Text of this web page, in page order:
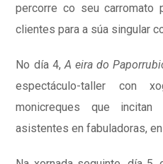
percorre co seu carromato
clientes para a súa singular
No día 4, A eira do
espectáculo-taller con
monicreques que
asistentes en fabuladoras, en